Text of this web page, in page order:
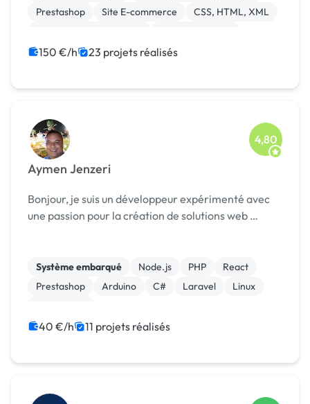
Prestashop
Site E-commerce
CSS, HTML, XML
Installation de Script
Migration ou refonte de site
150 €/h 23 projets réalisés
Aymen Jenzeri
4,80
Bonjour, je suis un développeur expérimenté avec
une passion pour la création de solutions web …
Système embarqué Node.js PHP
React
Prestashop
Arduino C# Laravel
Linux
40 €/h 11 projets réalisés